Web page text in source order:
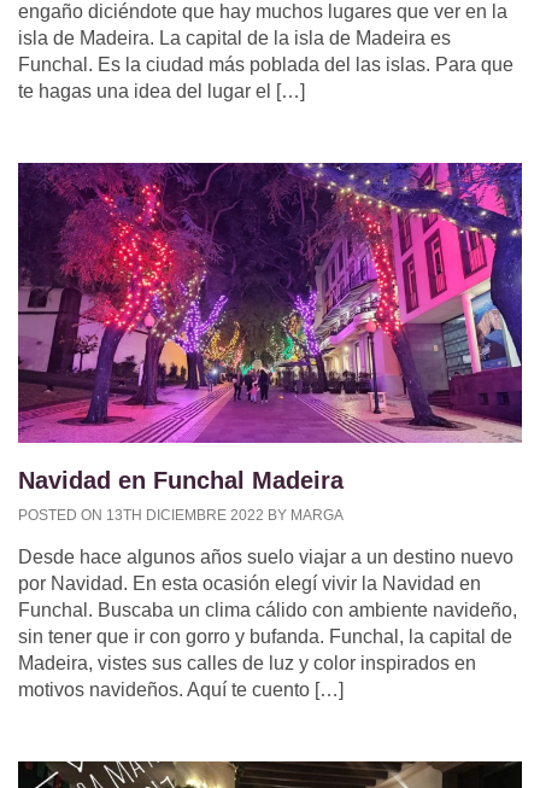
engaño diciéndote que hay muchos lugares que ver en la
isla de Madeira. La capital de la isla de Madeira es
Funchal. Es la ciudad más poblada del las islas. Para que
te hagas una idea del lugar el […]
Navidad en Funchal Madeira
POSTED ON 13TH DICIEMBRE 2022 BY MARGA
Desde hace algunos años suelo viajar a un destino nuevo
por Navidad. En esta ocasión elegí vivir la Navidad en
Funchal. Buscaba un clima cálido con ambiente navideño,
sin tener que ir con gorro y bufanda. Funchal, la capital de
Madeira, vistes sus calles de luz y color inspirados en
motivos navideños. Aquí te cuento […]